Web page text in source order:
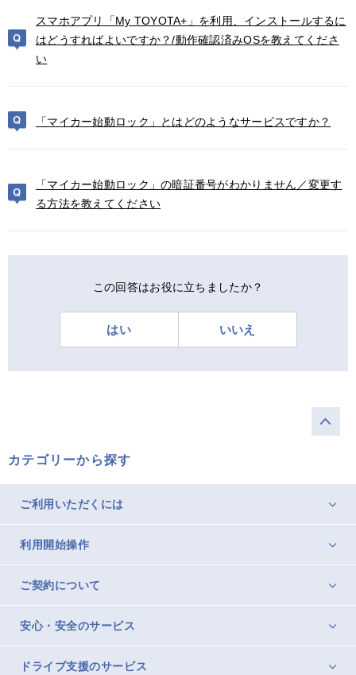
スマホアプリ「My TOYOTA+」を利用、インストールするに
はどうすればよいですか？/動作確認済みOSを教えてくださ
い
「マイカー始動ロック」とはどのようなサービスですか？
「マイカー始動ロック」の暗証番号がわかりません／変更す
る方法を教えてください
この回答はお役に立ちましたか？
はい いいえ
カテゴリーから探す
ご利用いただくには
利用開始操作
ご契約について
安心・安全のサービス
ドライブ支援のサービス